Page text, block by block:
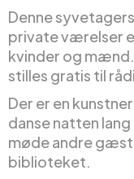
Denne
private værelser
kvinder og
stilles gratis til
Der er en
danse natten
møde andre
biblioteket.